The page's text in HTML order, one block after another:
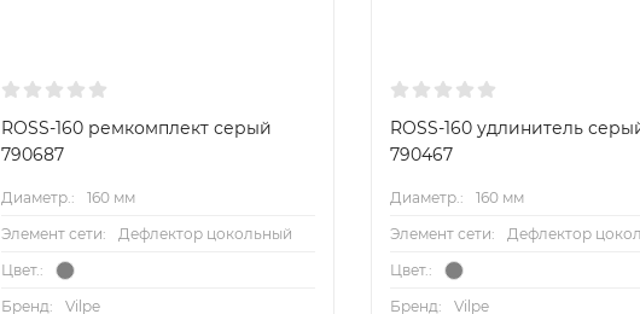
ROSS-160 ремкомплект серый
790687
Диаметр.:
160 мм
Элемент сети:
Дефлектор цокольный
Цвет.:
Бренд: Vilpe
ROSS-160 удлинитель
790467
Диаметр.:
160 мм
Элемент сети:
Дефлектор
Цвет.:
Бренд: Vilpe